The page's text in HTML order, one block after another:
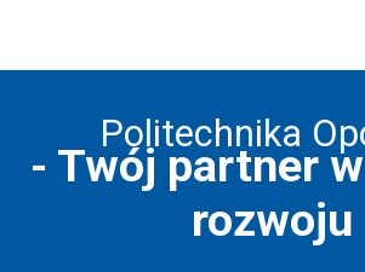
Politechnika
- Twój partner
rozwoju